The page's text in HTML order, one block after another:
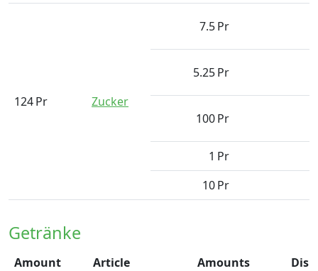
124Pr Zucker
7.5Pr
5.25Pr
100Pr
1 Pr
10Pr
Getränke
Amount Article Amounts